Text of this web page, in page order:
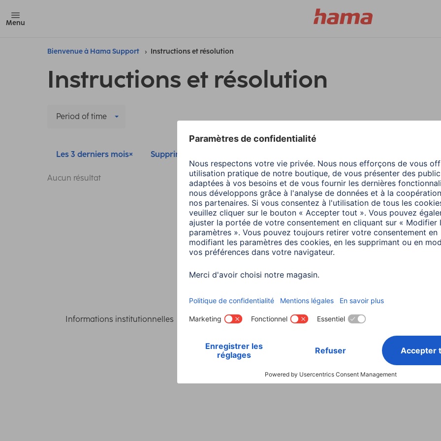
Menu
Bienvenue à Hama Support Instructions et résolution
Instructions et résolution
Period of time
Les 3 derniers mois Supprimer tous les filtres
Aucun résultat
Choisissez un pays
Informations institutionnelles Confidentialité et Securité Conditions de garantie